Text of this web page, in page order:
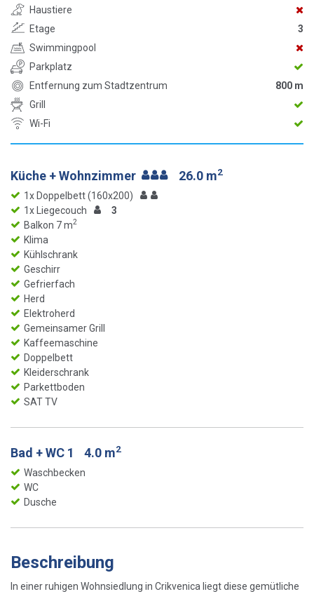
Haustiere
Etage
3
Swimmingpool
Parkplatz
Entfernung zum Stadtzentrum
800 m
Grill
Wi-Fi
Küche + Wohnzimmer 26.0 m2
1x Doppelbett (160x200)
1x Liegecouch
3
Balkon 7 m2
Klima
Kühlschrank
Geschirr
Gefrierfach
Herd
Elektroherd
Gemeinsamer Grill
Kaffeemaschine
Doppelbett
Kleiderschrank
Parkettboden
SAT TV
Bad + WC 1 4.0 m2
Waschbecken
WC
Dusche
Beschreibung
In einer ruhigen Wohnsiedlung in Crikvenica liegt diese gemütliche